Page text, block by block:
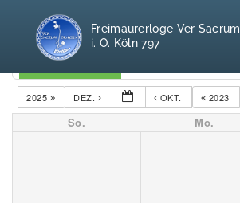
Freimaurerloge Ver Sacrum
i. O. Köln 797
Kategorien
2023
OKT.
DEZ.
2025
So. Mo.